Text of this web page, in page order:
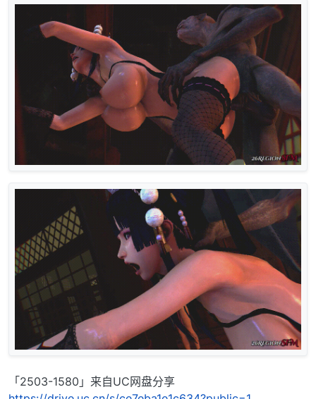
「2503-1580」来自UC网盘分享